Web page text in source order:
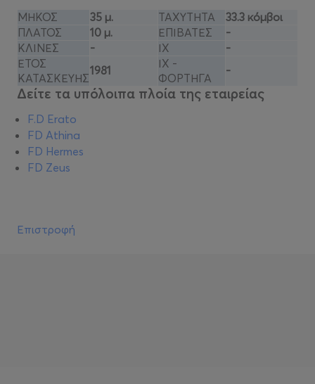
ΜΗΚΟΣ 35 μ. ΤΑΧΥΤΗΤΑ
33.3 κόμβοι
ΠΛΑΤΟΣ
10 μ. ΕΠΙΒΑΤΕΣ
-
ΚΛΙΝΕΣ
- ΙΧ
-
ΕΤΟΣ
ΚΑΤΑΣΚΕΥΗΣ
1981
ΙΧ -
ΦΟΡΤΗΓΑ
-
Δείτε τα υπόλοιπα πλοία της εταιρείας
F.D Erato
FD Athina
FD Hermes
FD Zeus
Επιστροφή